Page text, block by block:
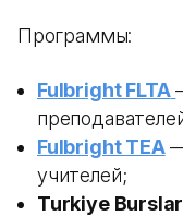
Программы:
Fulbright FLTA
Fulbright TEA—
учителей;
Turkiye